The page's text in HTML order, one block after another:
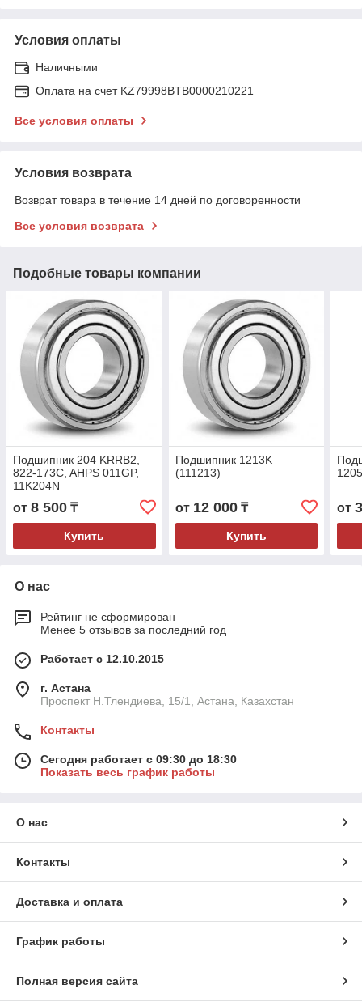
Условия оплаты
Наличными
Оплата на счет KZ79998BTB0000210221
Все условия оплаты
Условия возврата
Возврат товара в течение 14 дней по договоренности
Все условия возврата
Подобные товары компании
Подшипник 204 KRRB2,
822-173C, AHPS 011GP,
11K204N
от 8 500 ₸
Купить
Подшипник 1213K
(111213)
от 12 000₸
Купить
от
О нас
Рейтинг не сформирован
Менее 5 отзывов за последний год
Работает с 12.10.2015
г. Астана
Проспект Н.Тлендиева, 15/1, Астана, Казахстан
Контакты
Сегодня работает с 09:30 до 18:30
Показать весь график работы
О нас
Контакты
Доставка и оплата
График работы
Полная версия сайта